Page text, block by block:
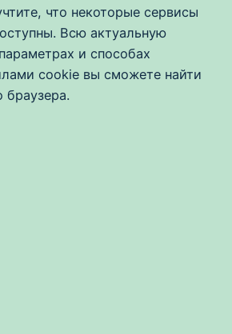
что некоторые сервисы
Всю актуальную
и способах
cookie вы сможете найти
браузера.